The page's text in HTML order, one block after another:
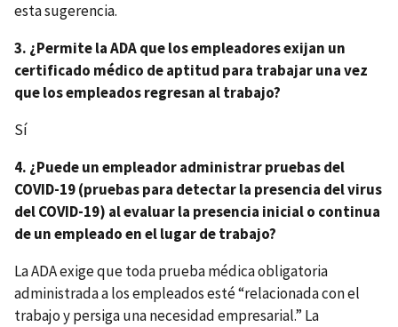
esta sugerencia.
3. ¿Permite la ADA que los empleadores exijan un
certificado médico de aptitud para trabajar una vez
que los empleados regresan al trabajo?
Sí
4. ¿Puede un empleador administrar pruebas del
COVID-19 (pruebas para detectar la presencia del virus
del COVID-19) al evaluar la presencia inicial o continua
de un empleado en el lugar de trabajo?
La ADA exige que toda prueba médica obligatoria
administrada a los empleados esté “relacionada con el
trabajo y persiga una necesidad empresarial.” La